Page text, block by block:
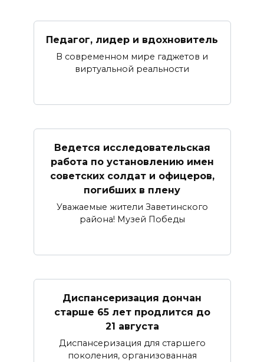
Педагог, лидер и вдохновитель
В современном мире гаджетов и
виртуальной реальности
Ведется исследовательская
работа по установлению имен
советских солдат и офицеров,
погибших в плену
Уважаемые жители Заветинского
района! Музей Победы
Диспансеризация дончан
старше 65 лет продлится до
21 августа
Диспансеризация для старшего
поколения, организованная